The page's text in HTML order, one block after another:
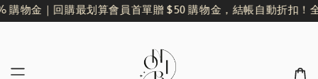
購物金｜回購最划算會員首單贈 $50 購物金，結帳自動折扣！